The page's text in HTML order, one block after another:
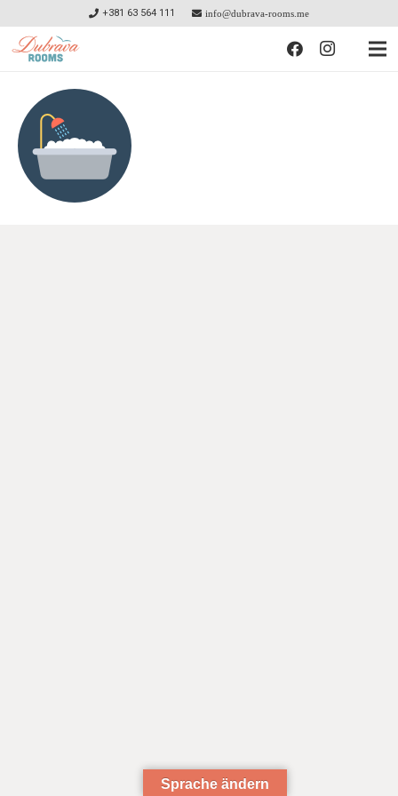
+381 63 564 111 info@dubrava-rooms.me
Sprache ändern